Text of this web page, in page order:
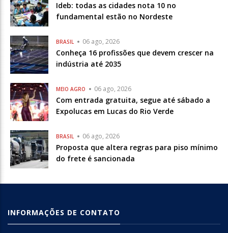
Ideb: todas as cidades nota 10 no
fundamental estão no Nordeste
BRASIL 06 ago, 2026
Conheça 16 profissões que devem crescer na
indústria até 2035
MEIO AGRO 06 ago, 2026
Com entrada gratuita, segue até sábado a
Expolucas em Lucas do Rio Verde
BRASIL 06 ago, 2026
Proposta que altera regras para piso mínimo
do frete é sancionada
INFORMAÇÕES DE CONTATO